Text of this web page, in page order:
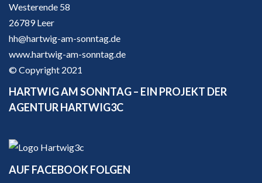
Westerende 58
26789 Leer
hh@hartwig-am-sonntag.de
www.hartwig-am-sonntag.de
© Copyright 2021
HARTWIG AM SONNTAG – EIN PROJEKT DER
AGENTUR HARTWIG3C
AUF FACEBOOK FOLGEN